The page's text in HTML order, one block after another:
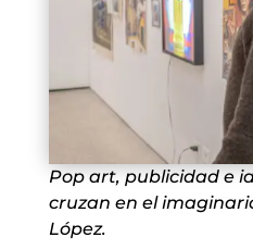
Pop art, publicidad e
cruzan en el
López.